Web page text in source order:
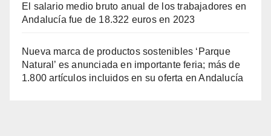
El salario medio bruto anual de los trabajadores en
Andalucía fue de 18.322 euros en 2023
Nueva marca de productos sostenibles ‘Parque
Natural’ es anunciada en importante feria; más de
1.800 artículos incluidos en su oferta en Andalucía